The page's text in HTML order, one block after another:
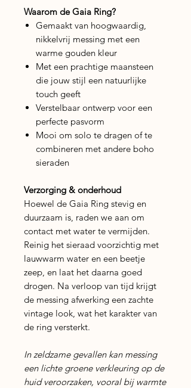
Waarom de Gaia Ring?
Gemaakt van hoogwaardig,
nikkelvrij messing met een
warme gouden kleur
Met een prachtige maansteen
die jouw stijl een natuurlijke
touch geeft
Verstelbaar ontwerp voor een
perfecte pasvorm
Mooi om solo te dragen of te
combineren met andere boho
sieraden
Verzorging & onderhoud
Hoewel de Gaia Ring stevig en
duurzaam is, raden we aan om
contact met water te vermijden.
Reinig het sieraad voorzichtig met
lauwwarm water en een beetje
zeep, en laat het daarna goed
drogen. Na verloop van tijd krijgt
de messing afwerking een zachte
vintage look, wat het karakter van
de ring versterkt.
In zeldzame gevallen kan messing
een lichte groene verkleuring op de
huid veroorzaken, vooral bij warmte